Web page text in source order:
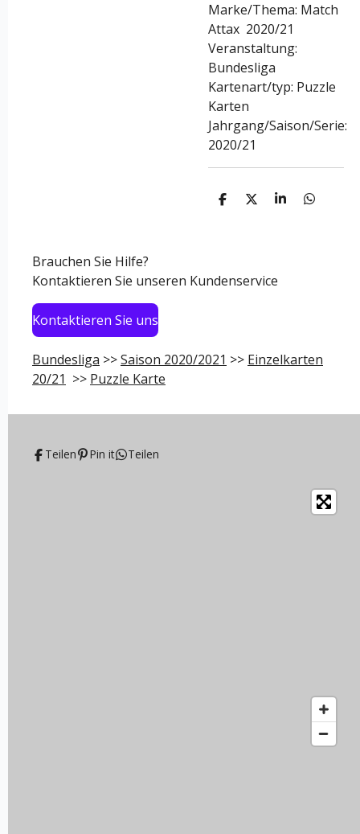
Marke/Thema: Match
Attax 2020/21
Veranstaltung:
Bundesliga
Kartenart/typ: Puzzle
Karten
Jahrgang/Saison/Serie:
2020/21
T
T
T
T
Brauchen Sie Hilfe?
Kontaktieren Sie unseren Kundenservice
Kontaktieren Sie uns
Bundesliga >>Saison 2020/2021 >> Einzelkarten
20/21 >> Puzzle Karte
Teilen Pin it Teilen